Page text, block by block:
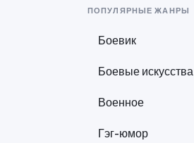
ПОПУЛЯРНЫЕ ЖАНРЫ
Боевик
Боевые искусства
Военное
Гэг-юмор